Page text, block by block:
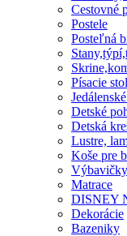
Cestovné
Postele
Posteľná
Písacie
Detské
Detská
Lustre,
Koše pre
Matrace
DISNEY
Dekorácie
Bazeniky